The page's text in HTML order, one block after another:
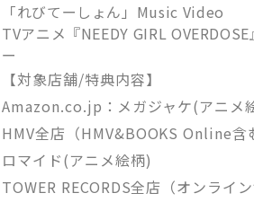
「れびてーしょん」Music Video
TVアニメ『NEEDY GIRL
ー
【対象店舗/特典内容】
Amazon.co.jp：メガジャケ(アニメ
HMV全店（HMV&BOOKS Online
ロマイド(アニメ絵柄)
TOWER RECORDS全店（オンライ